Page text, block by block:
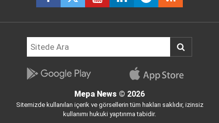
Mepa News © 2026
Sitemizde kullanılan içerik ve görsellerin tüm hakları saklıdır, izinsiz
kullanımı hukuki yaptırıma tabidir.